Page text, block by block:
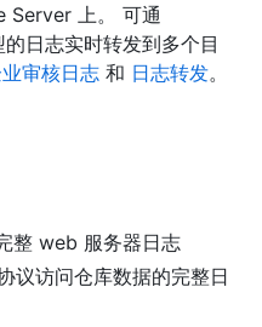
Server 上。 可通
日志实时转发到多个目
审核日志 和 日志转发。
整 web 服务器日志
议访问仓库数据的完整日